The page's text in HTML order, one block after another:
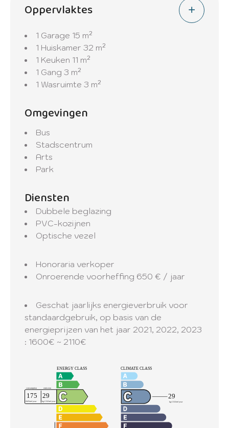
Oppervlaktes
1 Garage 15 m²
1 Huiskamer 32 m²
1 Keuken 11 m²
1 Gang 3 m²
1 Wasruimte 3 m²
Omgevingen
Bus
Stadscentrum
Arts
Park
Diensten
Dubbele beglazing
PVC-kozijnen
Optische vezel
Honoraria verkoper
Onroerende voorheffing 650 € / jaar
Geschat jaarlijks energieverbruik voor
standaardgebruik, op basis van de
energieprijzen van het jaar 2021, 2022, 2023
: 1600€ ~ 2110€